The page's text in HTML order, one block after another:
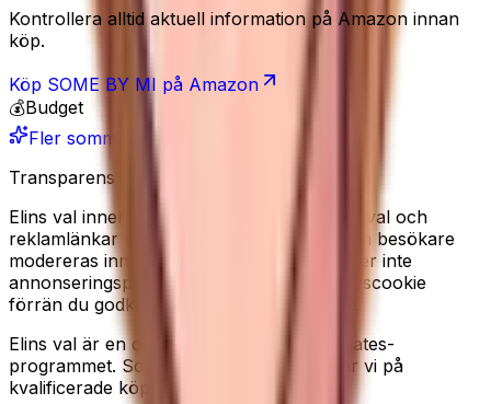
Kontrollera alltid aktuell information på Amazon innan
köp.
Köp SOME BY MI på Amazon
💰Budget
Fler sommarfavoriter
Transparens
Elins val innehåller redaktionella produkturval och
reklamlänkar till Amazon. Recensioner från besökare
modereras innan de publiceras. Vi använder inte
annonseringspixlar, och sätter ingen analyscookie
förrän du godkänner det i cookiebannern.
Elins val är en deltagare i Amazon Associates-
programmet. Som Amazon-partner tjänar vi på
kvalificerade köp.